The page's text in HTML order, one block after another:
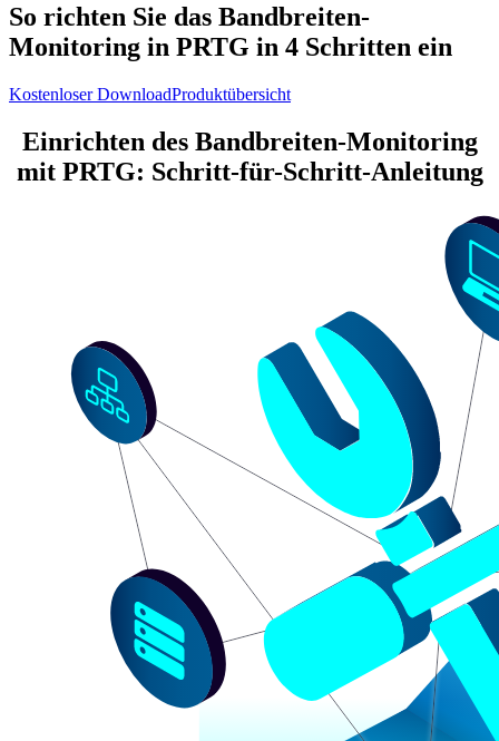
So richten Sie das Bandbreiten-
Monitoring in PRTG in 4 Schritten ein
Kostenloser DownloadProduktübersicht
Einrichten des Bandbreiten-Monitoring
mit PRTG: Schritt-für-Schritt-Anleitung